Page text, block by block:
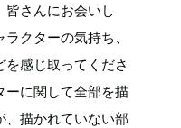
さんにお会いし
クターの気持ち、
を感じ取ってくださ
ーに関して全部を描
、描かれていない部